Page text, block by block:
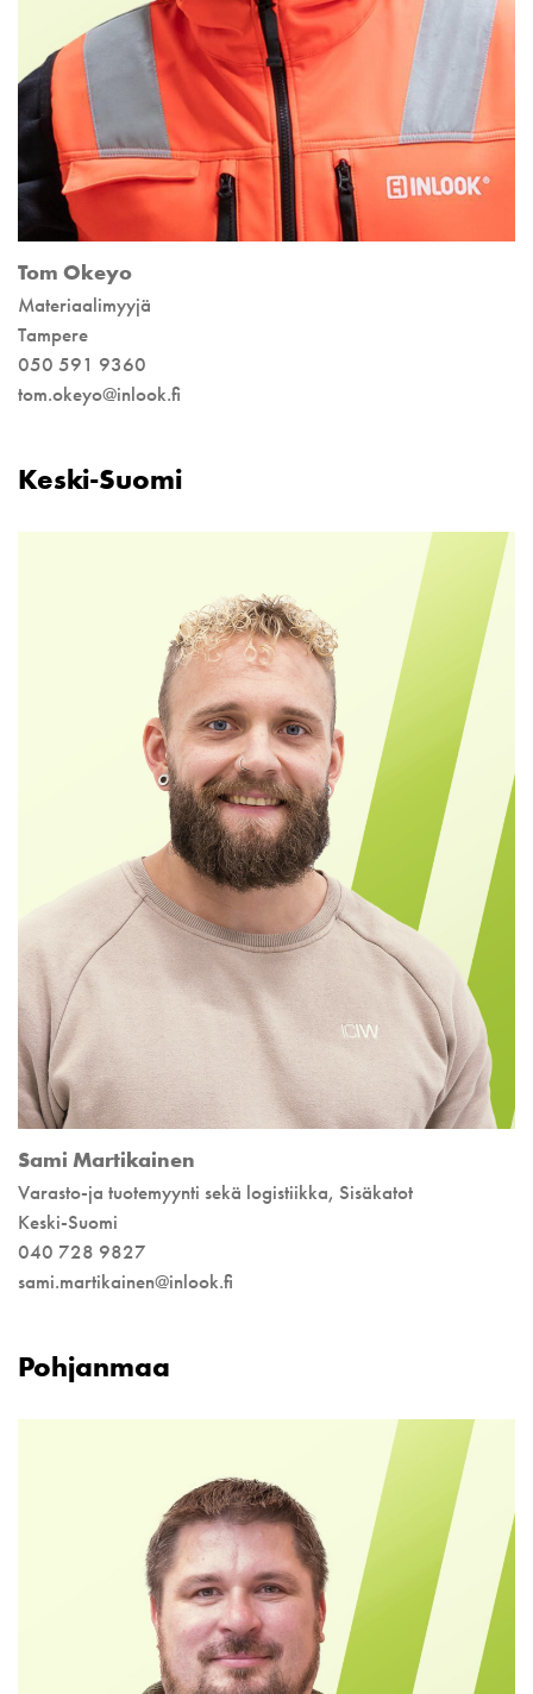
Tom Okeyo
Materiaalimyyjä
Tampere
050 591 9360
tom.okeyo@inlook.fi
Keski-Suomi
Sami Martikainen
Varasto-ja tuotemyynti sekä logistiikka, Sisäkatot
Keski-Suomi
040 728 9827
sami.martikainen@inlook.fi
Pohjanmaa